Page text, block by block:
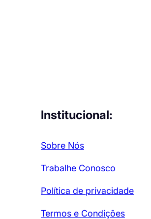
Institucional:
Sobre Nós
Trabalhe Conosco
Política de privacidade
Termos e Condições